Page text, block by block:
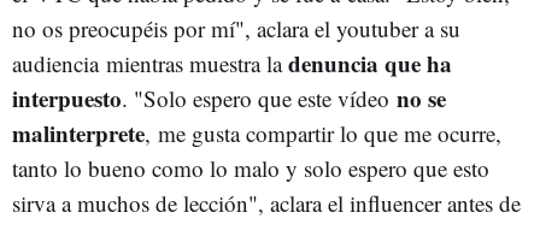
no os preocupéis por mí", aclara el youtuber a su
audiencia mientras muestra ladenuncia que ha
interpuesto. "Solo espero que este vídeo no se
malinterprete, me gusta compartir lo que me ocurre,
tanto lo bueno como lo malo y solo espero que esto
sirva a muchos de lección", aclara el influencer antes de